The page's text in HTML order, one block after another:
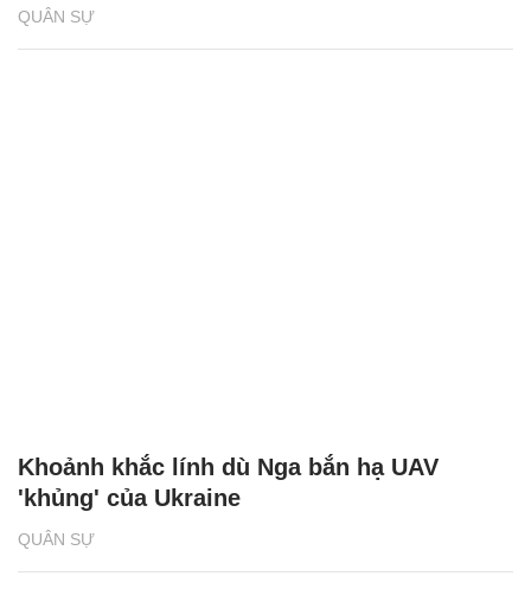
QUÂN SỰ
QUÂN SỰ
Khoảnh khắc lính dù Nga bắn hạ UAV
'khủng' của Ukraine